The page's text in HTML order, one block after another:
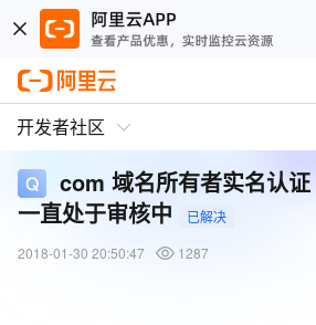
开发者社区
com 域名所有者实名认
一直处于审核中
已解决
2018-01-30 20:50:47
1287